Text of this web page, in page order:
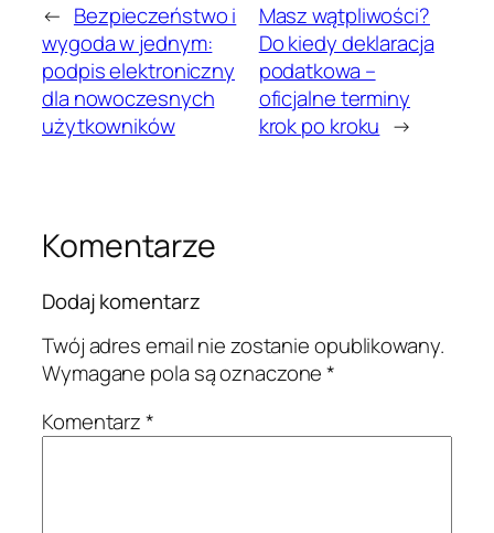
← Bezpieczeństwo i
wygoda w jednym:
podpis elektroniczny
dla nowoczesnych
użytkowników
Masz wątpliwości?
Do kiedy deklaracja
podatkowa –
oficjalne terminy
krok po kroku →
Komentarze
Dodaj komentarz
Twój adres email nie zostanie opublikowany.
Wymagane pola są oznaczone*
Komentarz*